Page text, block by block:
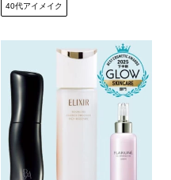
40代アイメイク